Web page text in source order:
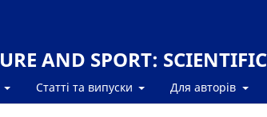
AND SPORT:
Статті та випуски Для авторів